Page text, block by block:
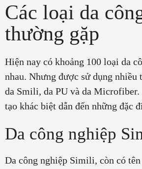
Các loại da
thường gặp
Hiện nay có khoảng 100 loại da
nhau. Nhưng được sử dụng
da Smili, da PU và da
tạo khác biệt dẫn đến những đặc
Da công nghiệp
Da công nghiệp Simili, còn có